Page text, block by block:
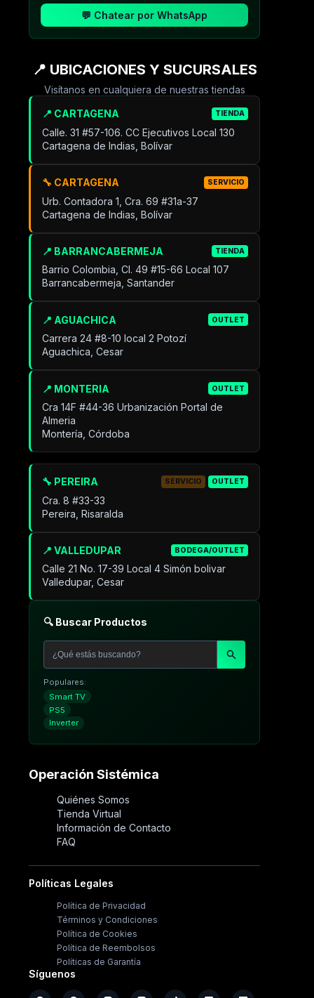
💬 Chatear por WhatsApp
📍 UBICACIONES Y SUCURSALES
Visítanos en cualquiera de nuestras tiendas
📍 CARTAGENA TIENDA
Calle. 31 #57-106. CC Ejecutivos Local 130
Cartagena de Indias, Bolívar
🔧 CARTAGENA SERVICIO
Urb. Contadora 1, Cra. 69 #31a-37
Cartagena de Indias, Bolívar
📍 BARRANCABERMEJA TIENDA
Barrio Colombia, Cl. 49 #15-66 Local 107
Barrancabermeja, Santander
📍 AGUACHICA OUTLET
Carrera 24 #8-10 local 2 Potozí
Aguachica, Cesar
📍 MONTERIA OUTLET
Cra 14F #44-36 Urbanización Portal de
Almeria
Montería, Córdoba
📍 VALLEDUPAR BODEGA/OUTLET
Calle 21 No. 17-39 Local 4 Simón bolivar
Valledupar, Cesar
🔧 PEREIRA SERVICIO OUTLET
Cra. 8 #33-33
Pereira, Risaralda
🔍 Buscar Productos
Populares:
Smart TV
PS5
Inverter
Operación Sistémica
Quiénes Somos
Tienda Virtual
Información de Contacto
FAQ
Políticas Legales
Política de Privacidad
Términos y Condiciones
Política de Cookies
Política de Reembolsos
Políticas de Garantía
Síguenos